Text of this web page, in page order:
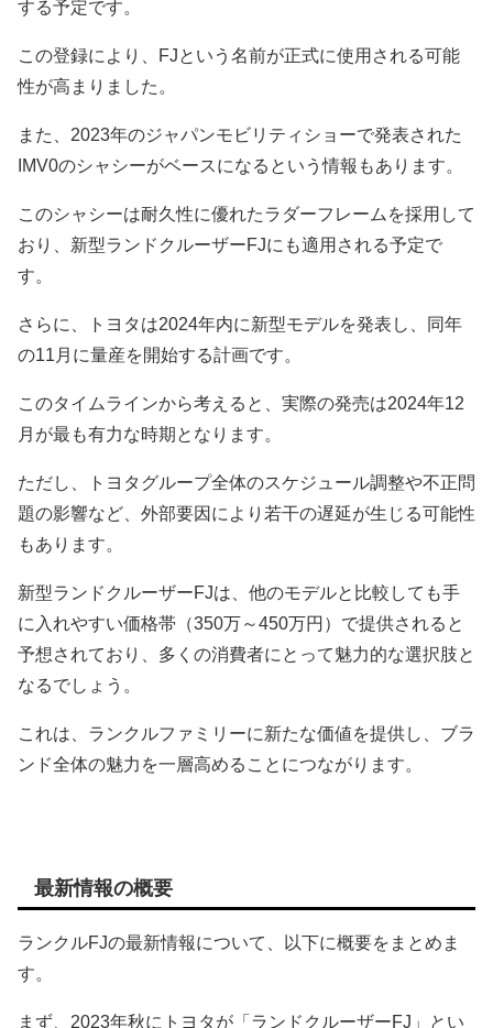
する予定です。
この登録により、FJという名前が正式に使用される可能
性が高まりました。
また、2023年のジャパンモビリティショーで発表された
IMV0のシャシーがベースになるという情報もあります。
このシャシーは耐久性に優れたラダーフレームを採用して
おり、新型ランドクルーザーFJにも適用される予定で
す。
さらに、トヨタは2024年内に新型モデルを発表し、同年
の11月に量産を開始する計画です。
このタイムラインから考えると、実際の発売は2024年12
月が最も有力な時期となります。
ただし、トヨタグループ全体のスケジュール調整や不正問
題の影響など、外部要因により若干の遅延が生じる可能性
もあります。
新型ランドクルーザーFJは、他のモデルと比較しても手
に入れやすい価格帯（350万～450万円）で提供されると
予想されており、多くの消費者にとって魅力的な選択肢と
なるでしょう。
これは、ランクルファミリーに新たな価値を提供し、ブラ
ンド全体の魅力を一層高めることにつながります。
最新情報の概要
ランクルFJの最新情報について、以下に概要をまとめま
す。
まず、2023年秋にトヨタが「ランドクルーザーFJ」とい